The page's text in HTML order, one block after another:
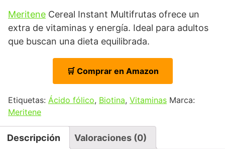
Meritene Cereal Instant Multifrutas ofrece un
extra de vitaminas y energía. Ideal para adultos
que buscan una dieta equilibrada.
🛒 Comprar en Amazon
Etiquetas: Ácido fólico, Biotina, Vitaminas Marca:
Meritene
Descripción Valoraciones (0)